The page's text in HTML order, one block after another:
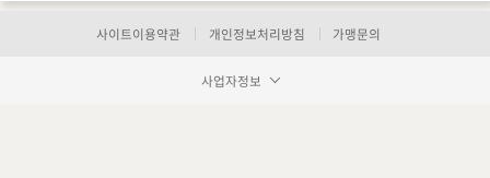
사이트이용약관 개인정보처리방침 가맹문의
사업자정보